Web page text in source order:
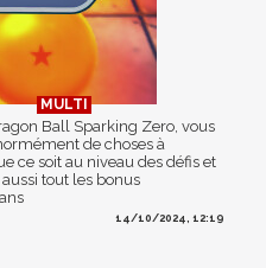
Ball Sparking Zero, vous
de choses à
ce soit au niveau des défis et
tout les bonus
14/10/2024, 12:19